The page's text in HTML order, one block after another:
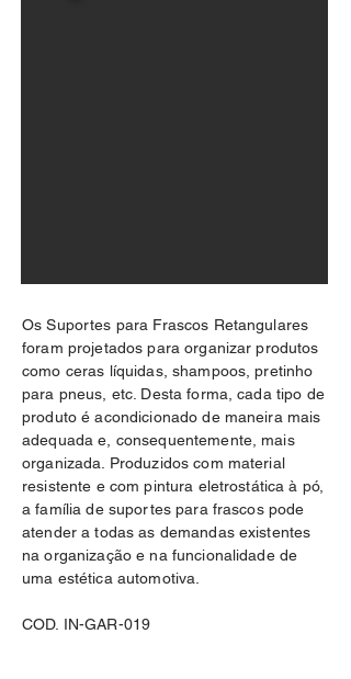
Os Suportes para Frascos Retangulares
foram projetados para organizar produtos
como ceras líquidas, shampoos, pretinho
para pneus, etc. Desta forma, cada tipo de
produto é acondicionado de maneira mais
adequada e, consequentemente, mais
organizada. Produzidos com material
resistente e com pintura eletrostática à pó,
a família de suportes para frascos pode
atender a todas as demandas existentes
na organização e na funcionalidade de
uma estética automotiva.
COD. IN-GAR-019